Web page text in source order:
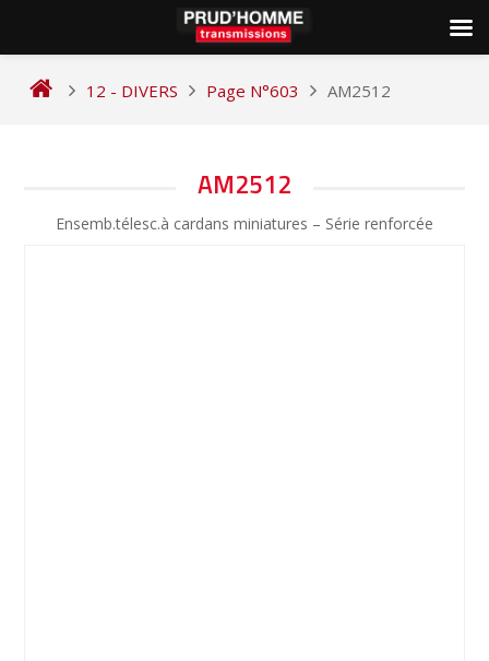
12 - DIVERS Page N°603 AM2512
AM2512
Ensemb.télesc.à cardans miniatures – Série renforcée